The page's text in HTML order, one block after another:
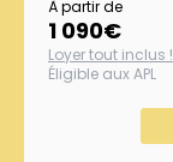
À partir de
1 090€
Loyer tout inclus !
Éligible aux APL